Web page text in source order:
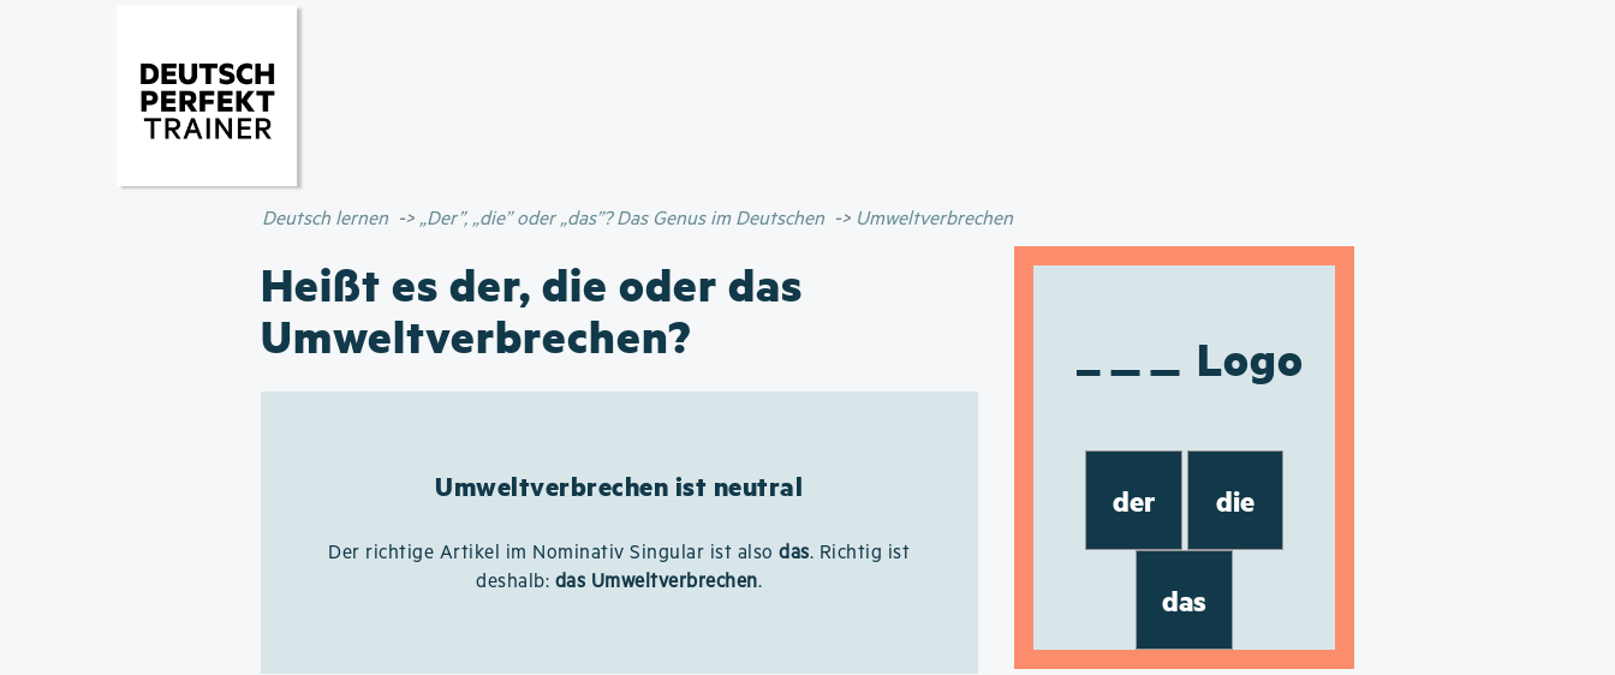
Deutsch lernen „Der”, „die” oder „das”? Das Genus im Deutschen Umweltverbrechen
Heißt es der, die oder das
Umweltverbrechen?
Umweltverbrechen ist neutral
Der richtige Artikel im Nominativ Singular ist alsodas. Richtig ist
deshalb: das Umweltverbrechen.
Logo
der die
das